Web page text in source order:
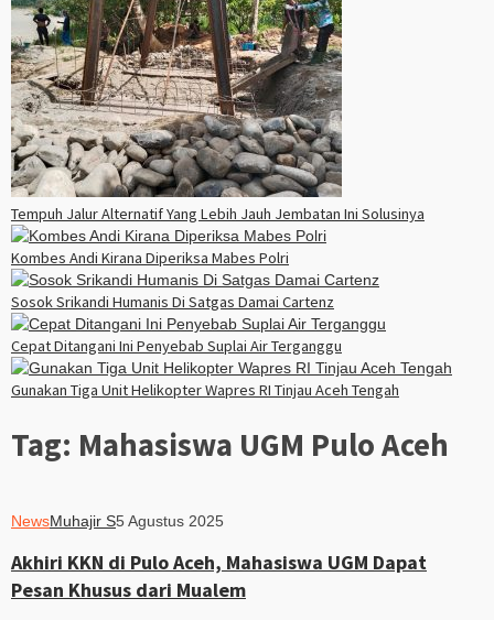
Tempuh Jalur Alternatif Yang Lebih Jauh Jembatan Ini Solusinya
Kombes Andi Kirana Diperiksa Mabes Polri
Sosok Srikandi Humanis Di Satgas Damai Cartenz
Cepat Ditangani Ini Penyebab Suplai Air Terganggu
Gunakan Tiga Unit Helikopter Wapres RI Tinjau Aceh Tengah
Tag: Mahasiswa UGM Pulo Aceh
NewsMuhajir S5 Agustus 2025
Akhiri KKN di Pulo Aceh, Mahasiswa UGM Dapat
Pesan Khusus dari Mualem